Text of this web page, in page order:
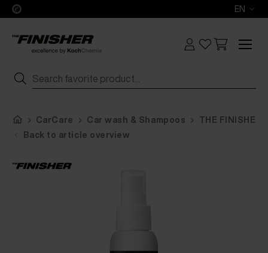
EN
CarCare Car wash & Shampoos
THE
Back to article overview